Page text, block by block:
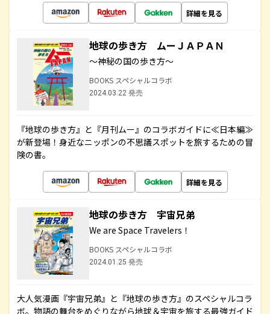
詳細を見る
地球の歩き方 ムーＪＡＰＡＮ
～神秘の国の歩き方～
BOOKS スペシャルコラボ
2024.03.22 発売
『地球の歩き方』と『月刊ムー』のコラボガイドに≪日本編≫
が新登場！身近なニッポンの不思議スポットを旅するための冒
険の書。
詳細を見る
地球の歩き方 宇宙兄弟
We are Space Travelers！
BOOKS スペシャルコラボ
2024.01.25 発売
大人気漫画『宇宙兄弟』と『地球の歩き方』のスペシャルコラ
ボ。物語の舞台をめぐりながら地球＆宇宙を旅する最強ガイド